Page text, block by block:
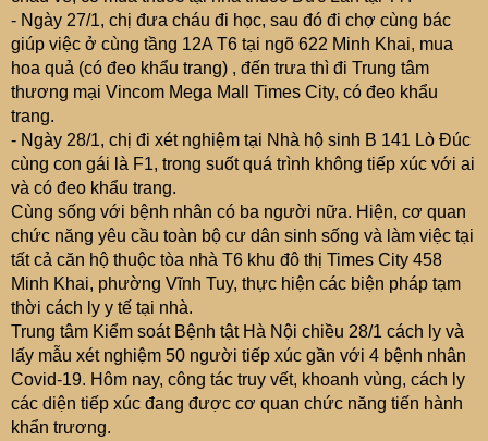
- Ngày 27/1, chị đưa cháu đi học, sau đó đi chợ cùng bác
giúp việc ở cùng tầng 12A T6 tại ngõ 622 Minh Khai, mua
hoa quả (có đeo khẩu trang) , đến trưa thì đi Trung tâm
thương mại Vincom Mega Mall Times City, có đeo khẩu
trang.
- Ngày 28/1, chị đi xét nghiệm tại Nhà hộ sinh B 141 Lò Đúc
cùng con gái là F1, trong suốt quá trình không tiếp xúc với ai
và có đeo khẩu trang.
Cùng sống với bệnh nhân có ba người nữa. Hiện, cơ quan
chức năng yêu cầu toàn bộ cư dân sinh sống và làm việc tại
tất cả căn hộ thuộc tòa nhà T6 khu đô thị Times City 458
Minh Khai, phường Vĩnh Tuy, thực hiện các biện pháp tạm
thời cách ly y tế tại nhà.
Trung tâm Kiểm soát Bệnh tật Hà Nội chiều 28/1 cách ly và
lấy mẫu xét nghiệm 50 người tiếp xúc gần với 4 bệnh nhân
Covid-19. Hôm nay, công tác truy vết, khoanh vùng, cách ly
các diện tiếp xúc đang được cơ quan chức năng tiến hành
khẩn trương.